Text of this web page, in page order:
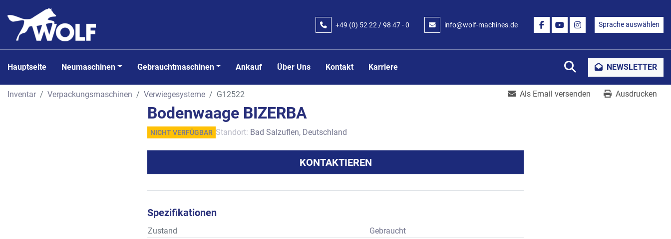
+49 (0) 52 22 / 98 47 - 0 info@wolf-machines.de
FACEBOOK
YOUTUBEINSTAGRAM
Sprache auswählen
Hauptseite Neumaschinen Gebrauchtmaschinen Ankauf Über Uns Kontakt Karriere SucheNEWSLETTER
Inventar Verpackungsmaschinen Verwiegesysteme G12522 Als Email versenden Ausdrucken
Bodenwaage BIZERBA
NICHT VERFÜGBAR Standort: Bad Salzuflen, Deutschland
KONTAKTIEREN
Spezifikationen
Zustand
Gebraucht